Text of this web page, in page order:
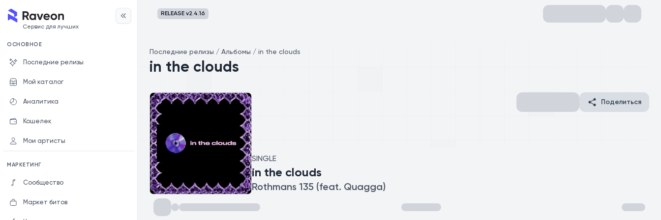
Сервис для лучших
ОСНОВНОЕ
Последние релизы
Мой каталог
Аналитика
Кошелек
Мои артисты
МАРКЕТИНГ
Сообщество
Маркет битов
RELEASE v2.4.16
Последние релизы / Альбомы / in the clouds
in the clouds
SINGLE
in the clouds
Rothmans 135 (feat. Quagga)
Поделиться